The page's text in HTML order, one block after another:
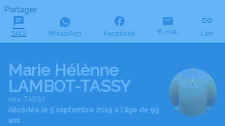
Partager
SMS WhatsApp Facebook E-mail Lien
Marie Hélènne
LAMBOT-TASSY
née TASSY
décédée le 5 septembre 2019 à l'âge de 99
ans